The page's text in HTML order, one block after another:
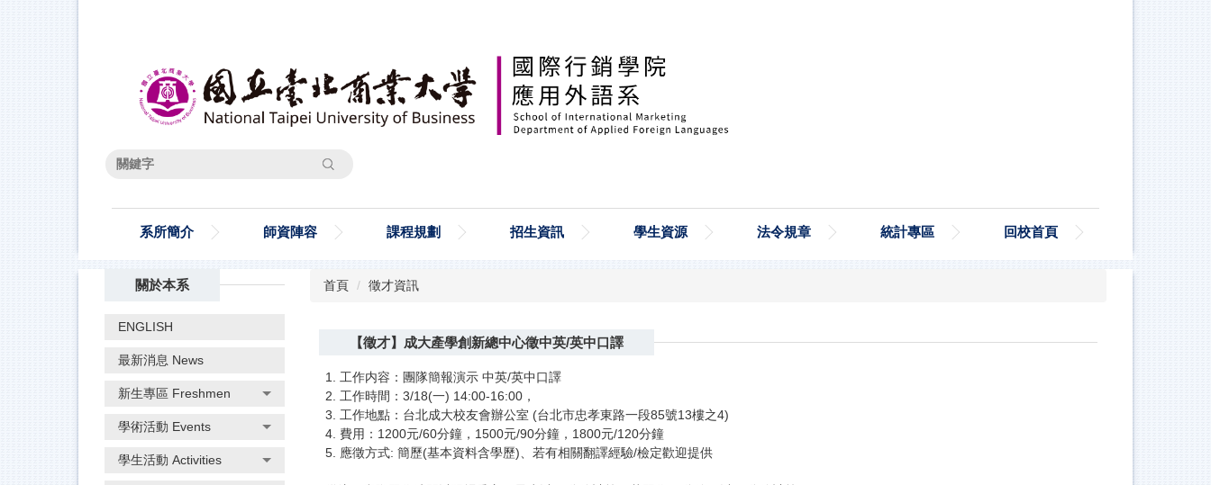
搜尋
系所簡介 師資陣容 課程規劃 招生資訊 學生資源 法令規章 統計專區 回校首頁
關於本系
ENGLISH
最新消息 News
新生專區 Freshmen
學術活動 Events
學生活動 Activities
首頁 徵才資訊
【徵才】成大產學創新總中心徵中英/英中口譯
1. 工作内容：團隊簡報演示 中英/英中口譯
2. 工作時間：3/18(一) 14:00-16:00，
3. 工作地點：台北成大校友會辦公室 (台北市忠孝東路一段85號13樓之4)
4. 費用：1200元/60分鐘，1500元/90分鐘， 1800元/120分鐘
5. 應徵方式: 簡歷(基本資料含學歷)、若有相關翻譯經驗/檢定歡迎提供